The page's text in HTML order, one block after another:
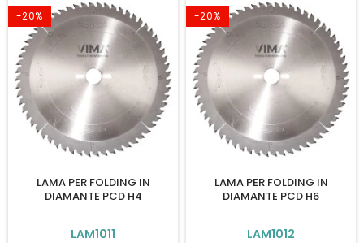
-20%
LAMA PER FOLDING IN
DIAMANTE PCD H4
LAM1011
-20%
LAMA PER FOLDING IN
DIAMANTE PCD H6
LAM1012